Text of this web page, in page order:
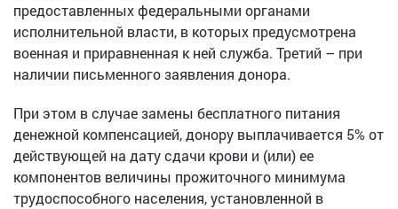
предоставленных федеральными органами
исполнительной власти, в которых предусмотрена
военная и приравненная к ней служба. Третий – при
наличии письменного заявления донора.
При этом в случае замены бесплатного питания
денежной компенсацией, донору выплачивается 5% от
действующей на дату сдачи крови и (или) ее
компонентов величины прожиточного минимума
трудоспособного населения, установленной в